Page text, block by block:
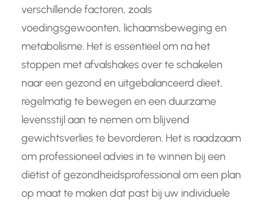
verschillende factoren, zoals
voedingsgewoonten, lichaamsbeweging en
metabolisme. Het is essentieel om na het
stoppen met afvalshakes over te schakelen
naar een gezond en uitgebalanceerd dieet,
regelmatig te bewegen en een duurzame
levensstijl aan te nemen om blijvend
gewichtsverlies te bevorderen. Het is raadzaam
om professioneel advies in te winnen bij een
diëtist of gezondheidsprofessional om een plan
op maat te maken dat past bij uw individuele